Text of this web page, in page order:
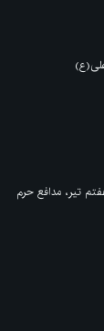
تیر، مدافع حرم